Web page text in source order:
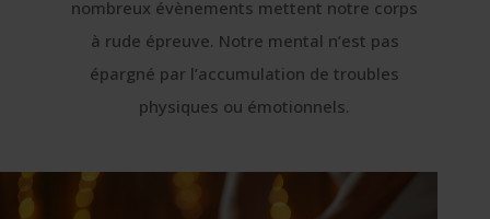
nombreux évènements mettent notre corps
à rude épreuve. Notre mental n’est pas
épargné par l’accumulation de troubles
physiques ou émotionnels.